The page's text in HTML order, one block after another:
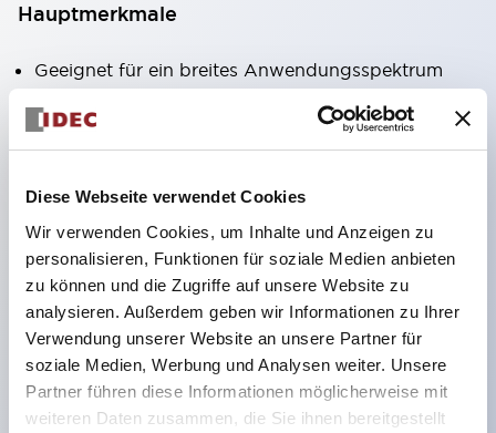
Diese Webseite verwendet Cookies
Wir verwenden Cookies, um Inhalte und Anzeigen zu
personalisieren, Funktionen für soziale Medien anbieten
zu können und die Zugriffe auf unsere Website zu
analysieren. Außerdem geben wir Informationen zu Ihrer
Verwendung unserer Website an unsere Partner für
soziale Medien, Werbung und Analysen weiter. Unsere
Partner führen diese Informationen möglicherweise mit
weiteren Daten zusammen, die Sie ihnen bereitgestellt
Hauptmerkmale
Geeignet für ein breites Anwendungsspektrum
von der Konsumelektronik bis zum FA-Bereich
LED-Beleuchtungseinheit mit integriertem
LED-Lampenkörper
Schutzarten IP40 und IP65 vollständig verfügbar
(IEC 60529)
UL- und CSA-zertifiziert. Entspricht EN (Europa)
Normen. CCC-zertifiziert (außer Anzeigeleuchten).
Mit speziellem Zubehör leicht auf Φ22 Flash-
Silhouette umstellbar